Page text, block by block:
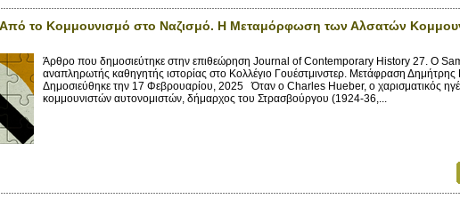
το Κομμουνισμό στο Ναζισμό. Η Μεταμόρφωση των Αλσατών
Άρθρο που δημοσιεύτηκε στην επιθεώρηση Journal of Contemporary History 27. Ο
αναπληρωτής καθηγητής ιστορίας στο Κολλέγιο Γουέστμινστερ. Μετάφραση
Δημοσιεύθηκε την 17 Φεβρουαρίου, 2025 Όταν ο Charles Hueber, ο χαρισματικός
κομμουνιστών αυτονομιστών, δήμαρχος του Στρασβούργου (1924-36,...